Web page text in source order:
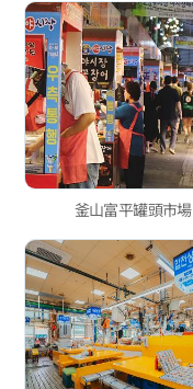
釜山富平罐頭市場